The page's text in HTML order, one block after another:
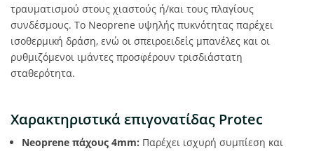
τραυματισμού στους χιαστούς ή/και τους πλαγίους
συνδέσμους. Το Neoprene υψηλής πυκνότητας παρέχει
ισοθερμική δράση, ενώ οι σπειροειδείς μπανέλες και οι
ρυθμιζόμενοι ιμάντες προσφέρουν τρισδιάστατη
σταθερότητα.
Χαρακτηριστικά επιγονατίδας Protec
Neoprene πάχους 4mm: Παρέχει ισχυρή συμπίεση και